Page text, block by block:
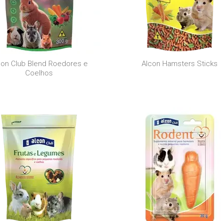
Club Blend Roedores e
Coelhos
Alcon Hamsters Sticks